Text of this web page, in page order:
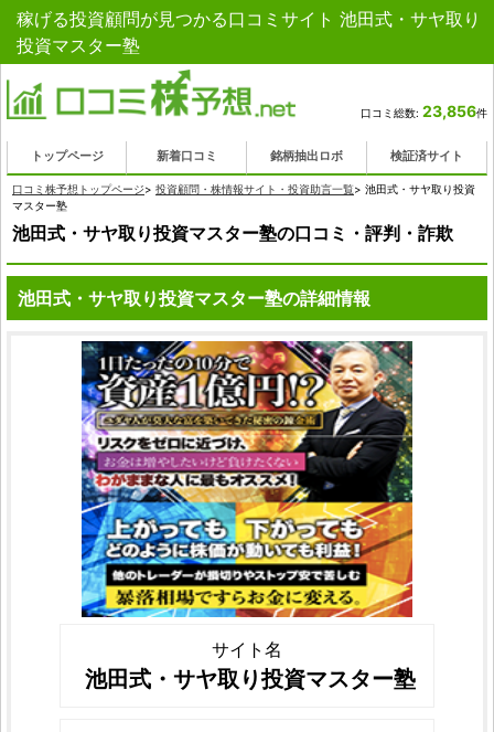
稼げる投資顧問が見つかる口コミサイト 池田式・サヤ取り
投資マスター塾
口コミ総数: 23,856件
トップページ 新着口コミ 銘柄抽出ロボ 検証済サイト
口コミ株予想トップページ> 投資顧問・株情報サイト・投資助言一覧> 池田式・サヤ取り投資
マスター塾
池田式・サヤ取り投資マスター塾の口コミ・評判・詐欺
池田式・サヤ取り投資マスター塾の詳細情報
サイト名
池田式・サヤ取り投資マスター塾